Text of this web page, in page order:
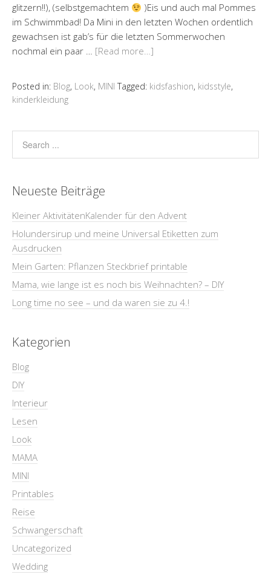
glitzern!!), (selbstgemachtem
)Eis und auch mal Pommes
im Schwimmbad! Da Mini in den letzten Wochen ordentlich
gewachsen ist gab’s für die letzten Sommerwochen
nochmal ein paar … [Read more…]
Posted in: Blog, Look, MINI Tagged: kidsfashion, kidsstyle,
kinderkleidung
Neueste Beiträge
Kleiner AktivitätenKalender für den Advent
Holundersirup und meine Universal Etiketten zum
Ausdrucken
Mein Garten: Pflanzen Steckbrief printable
Mama, wie lange ist es noch bis Weihnachten? – DIY
Long time no see – und da waren sie zu 4.!
Kategorien
Blog
DIY
Interieur
Lesen
Look
MAMA
MINI
Printables
Reise
Schwangerschaft
Uncategorized
Wedding